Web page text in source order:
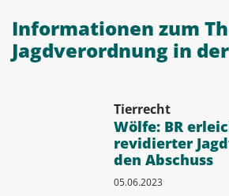
Informationen zum
Jagdverordnung in
Tierrecht
Wölfe: BR
revidierter
den Abschuss
05.06.2023